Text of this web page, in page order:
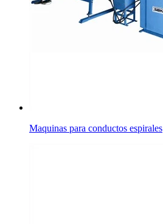
Maquinas para conductos espirales